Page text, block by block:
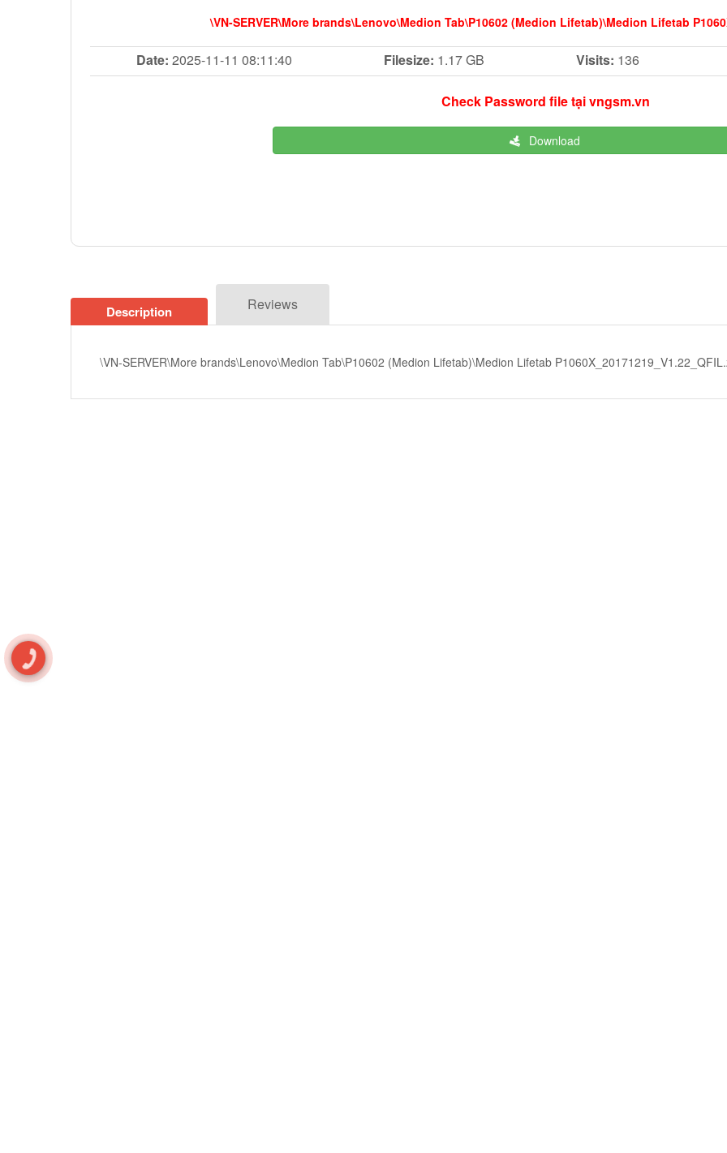
\VN-SERVER\More brands\Lenovo\Medion Tab\P10602 (Medion Lifetab)\Medion Lifetab
Date: 2025-11-11 08:11:40 Filesize: 1.17 GB Visits: 136
Check Password file tại vngsm.vn
Download
Description Reviews
\VN-SERVER\More brands\Lenovo\Medion Tab\P10602 (Medion Lifetab)\Medion Lifetab